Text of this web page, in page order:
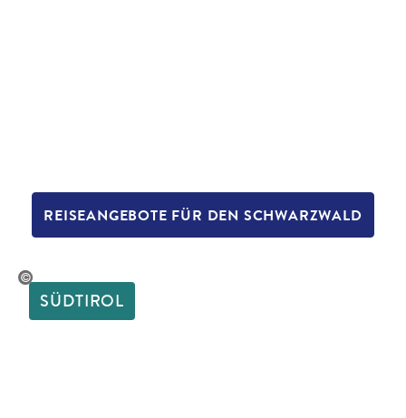
REISEANGEBOTE FÜR DEN SCHWARZWALD
- gty
SÜDTIROL